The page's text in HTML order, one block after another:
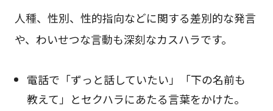
人種、性別、性的指向などに関する差別的な発言
や、わいせつな言動も深刻なカスハラです。
電話で「ずっと話していたい」「下の名前も
教えて」とセクハラにあたる言葉をかけた。